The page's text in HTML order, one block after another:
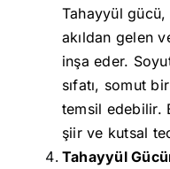
Tahayyül
akıldan gelen
inşa eder.
sıfatı, somut
temsil edebilir.
şiir ve kutsal
Tahayyül